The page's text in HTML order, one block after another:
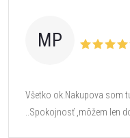
MP
Všetko ok.Nakupova som
..Spokojnosť ,môžem len